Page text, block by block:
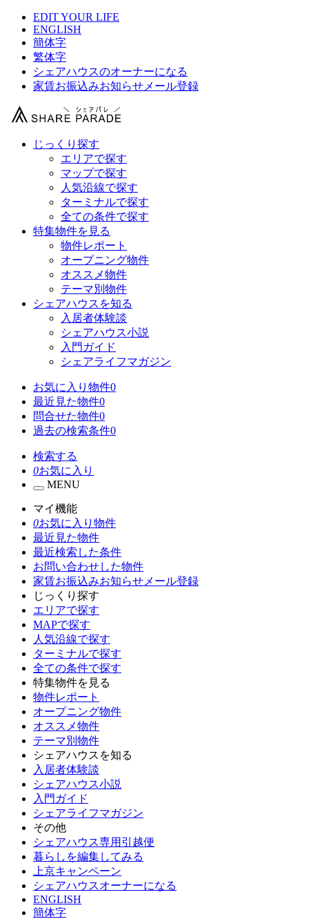
EDIT YOUR LIFE
ENGLISH
簡体字
繁体字
シェアハウスのオーナーになる
家賃お振込みお知らせメール登録
じっくり探す
エリアで探す
マップで探す
人気沿線で探す
ターミナルで探す
全ての条件で探す
特集物件を見る
物件レポート
オープニング物件
オススメ物件
テーマ別物件
シェアハウスを知る
入居者体験談
シェアハウス小説
入門ガイド
シェアライフマガジン
お気に入り物件0
最近見た物件0
問合せた物件0
過去の検索条件0
検索する
0お気に入り
MENU
マイ機能
0お気に入り物件
最近見た物件
最近検索した条件
お問い合わせした物件
家賃お振込みお知らせメール登録
じっくり探す
エリアで探す
MAPで探す
人気沿線で探す
ターミナルで探す
全ての条件で探す
特集物件を見る
物件レポート
オープニング物件
オススメ物件
テーマ別物件
シェアハウスを知る
入居者体験談
シェアハウス小説
入門ガイド
シェアライフマガジン
その他
シェアハウス専用引越便
暮らしを編集してみる
上京キャンペーン
シェアハウスオーナーになる
ENGLISH
簡体字